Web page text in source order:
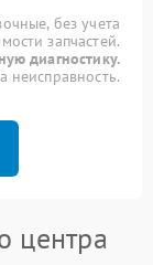
без учета
запчастей.
диагностику.
центра